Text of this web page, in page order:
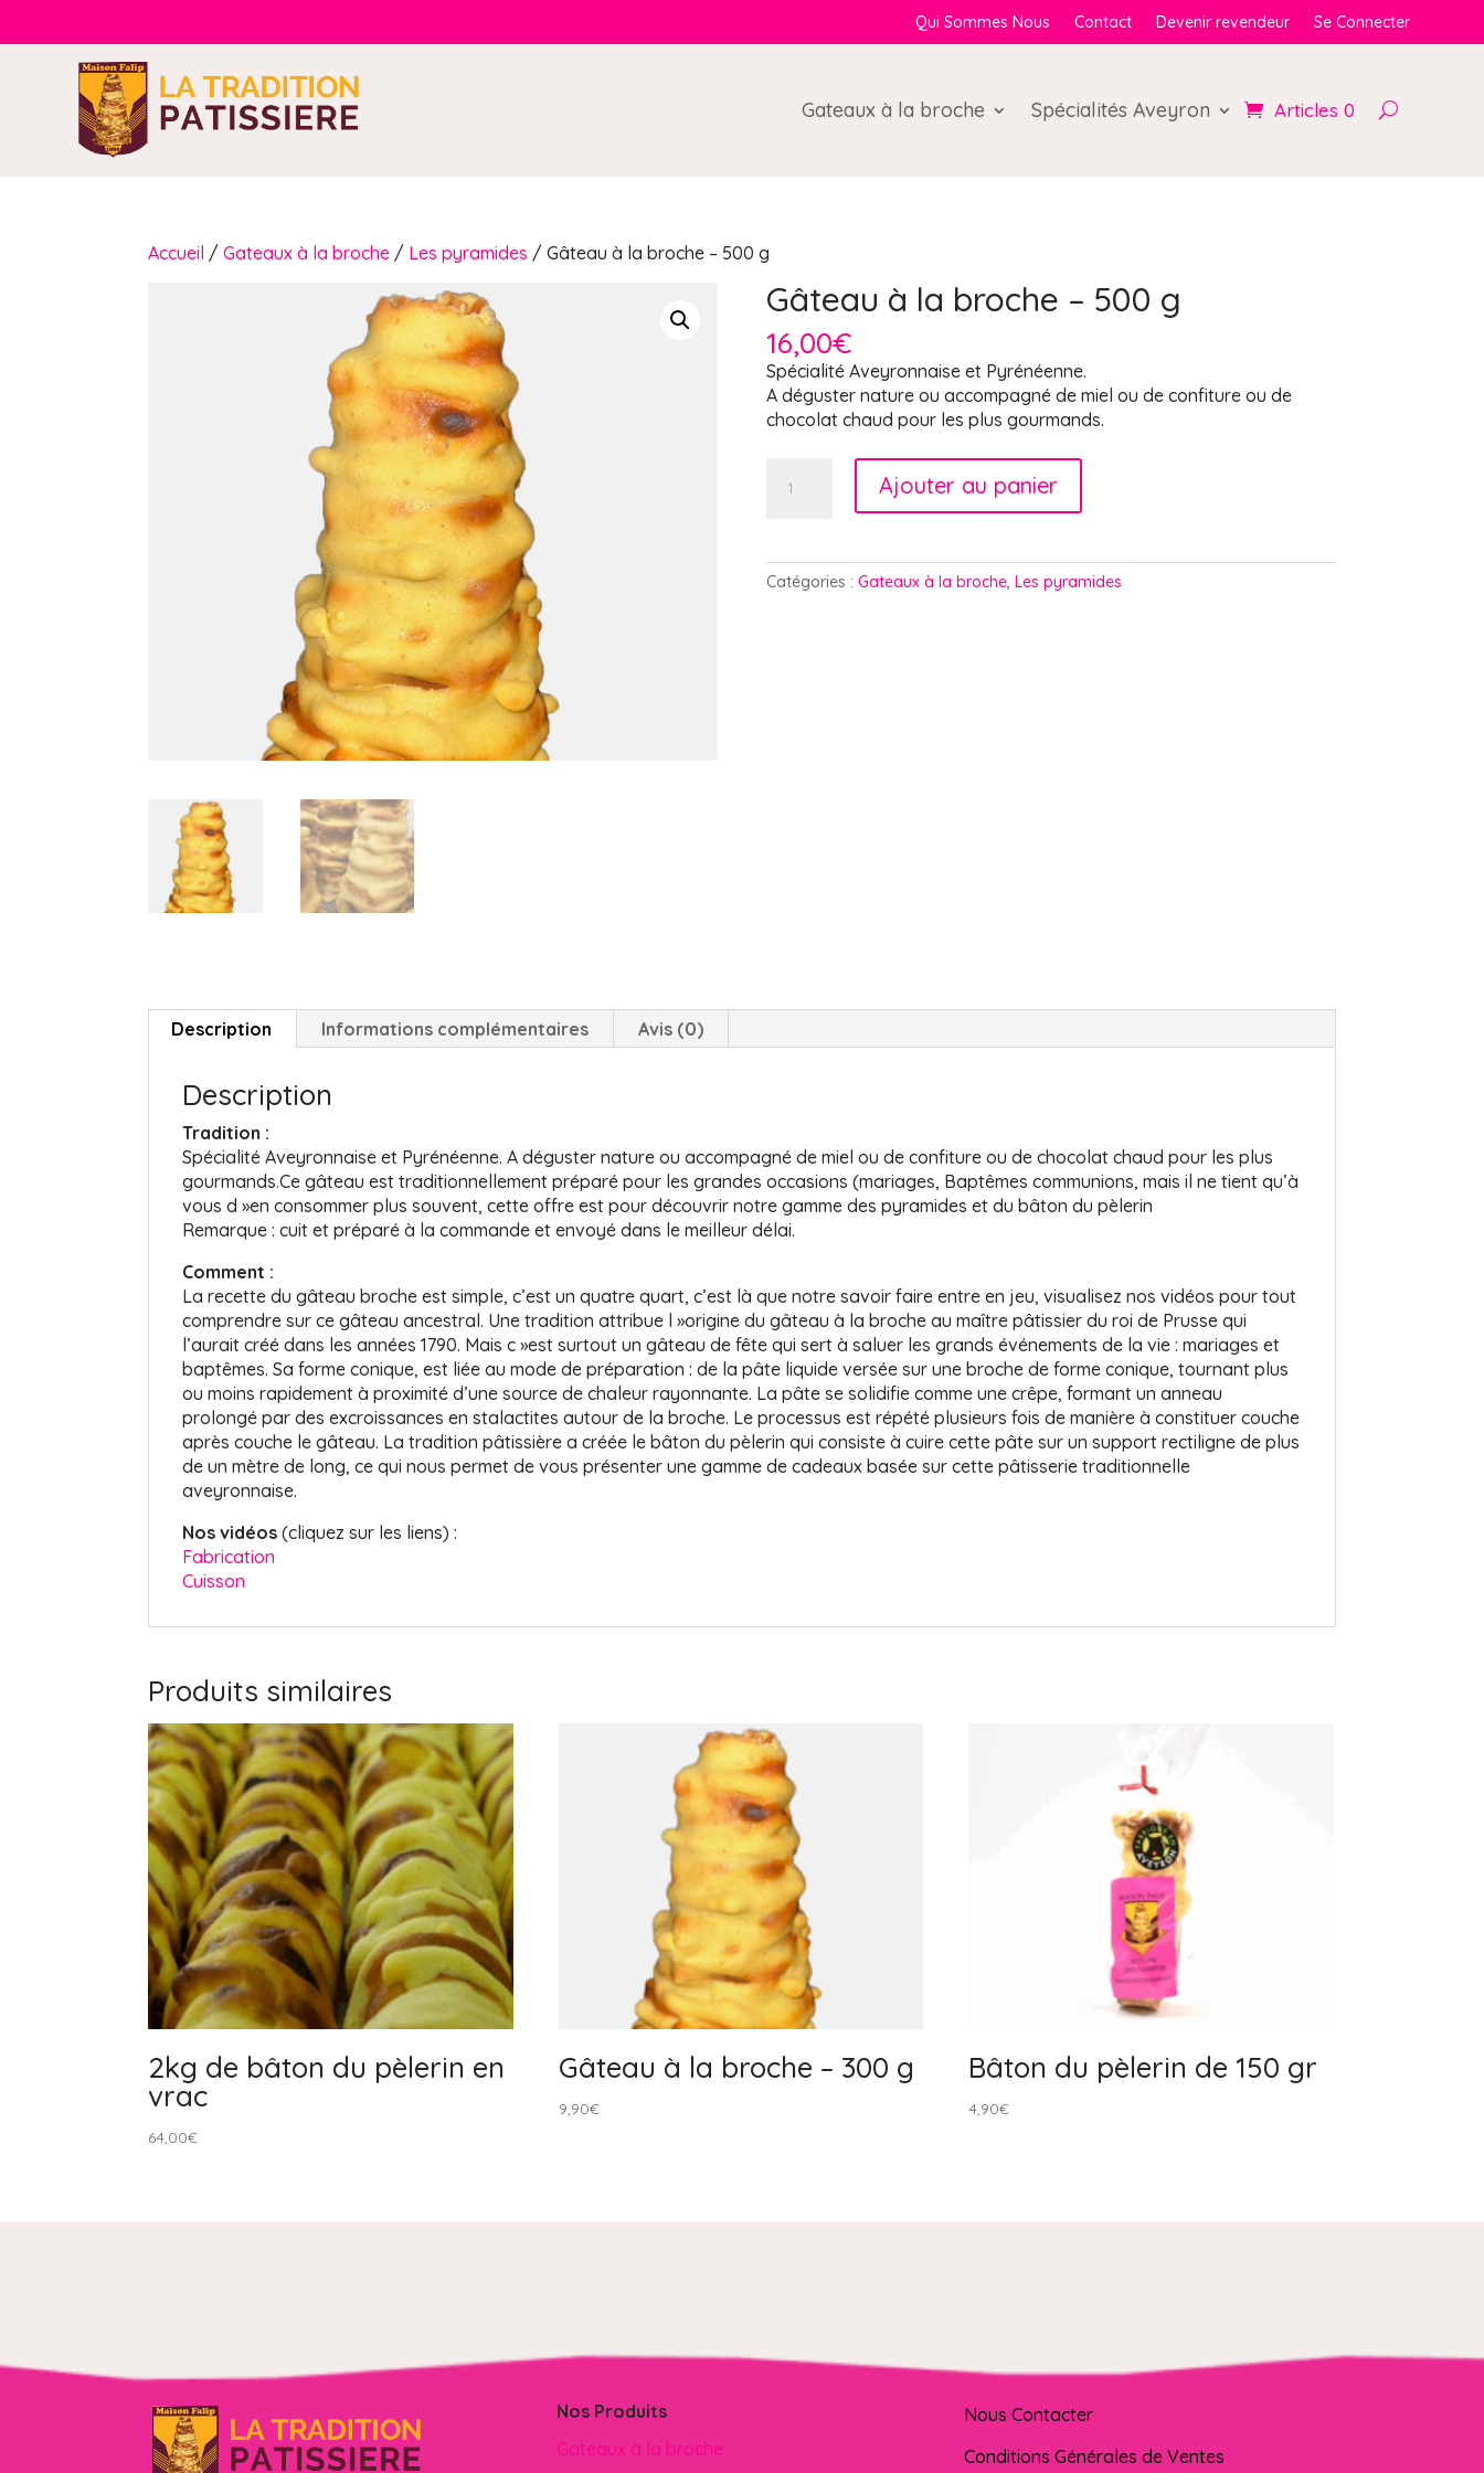
Qui Sommes Nous Contact Devenir revendeur Se Connecter
Gateaux à la broche Spécialités Aveyron Articles 0
Accueil /Gateaux à la broche / Les pyramides / Gâteau à la broche – 500 g
Gâteau à la broche – 500 g
16,00€
Spécialité Aveyronnaise et Pyrénéenne.
A déguster nature ou accompagné de miel ou de confiture ou de
chocolat chaud pour les plus gourmands.
la
broche
Ajouter au panier
Catégories : Gateaux à la broche, Les pyramides
Description Informations complémentaires Avis (0)
Description
Tradition :
Spécialité Aveyronnaise et Pyrénéenne. A déguster nature ou accompagné de miel ou de confiture ou de chocolat chaud pour les plus
gourmands.Ce gâteau est traditionnellement préparé pour les grandes occasions (mariages, Baptêmes communions, mais il ne tient qu’à
vous d »en consommer plus souvent, cette offre est pour découvrir notre gamme des pyramides et du bâton du pèlerin
Remarque : cuit et préparé à la commande et envoyé dans le meilleur délai.
Comment :
La recette du gâteau broche est simple, c’est un quatre quart, c’est là que notre savoir faire entre en jeu, visualisez nos vidéos pour tout
comprendre sur ce gâteau ancestral. Une tradition attribue l »origine du gâteau à la broche au maître pâtissier du roi de Prusse qui
l’aurait créé dans les années 1790. Mais c »est surtout un gâteau de fête qui sert à saluer les grands événements de la vie : mariages et
baptêmes. Sa forme conique, est liée au mode de préparation : de la pâte liquide versée sur une broche de forme conique, tournant plus
ou moins rapidement à proximité d’une source de chaleur rayonnante. La pâte se solidifie comme une crêpe, formant un anneau
prolongé par des excroissances en stalactites autour de la broche. Le processus est répété plusieurs fois de manière à constituer couche
après couche le gâteau. La tradition pâtissière a créée le bâton du pèlerin qui consiste à cuire cette pâte sur un support rectiligne de plus
de un mètre de long, ce qui nous permet de vous présenter une gamme de cadeaux basée sur cette pâtisserie traditionnelle
aveyronnaise.
Nos vidéos (cliquez sur les liens) :
Fabrication
Cuisson
Produits similaires
2kg de bâton du pèlerin en
vrac
64,00€
Gâteau à la broche – 300 g
9,90€
Bâton du pèlerin de 150 gr
4,90€
Nos Produits
Gateaux à la broche
Nous Contacter
Conditions Générales de Ventes